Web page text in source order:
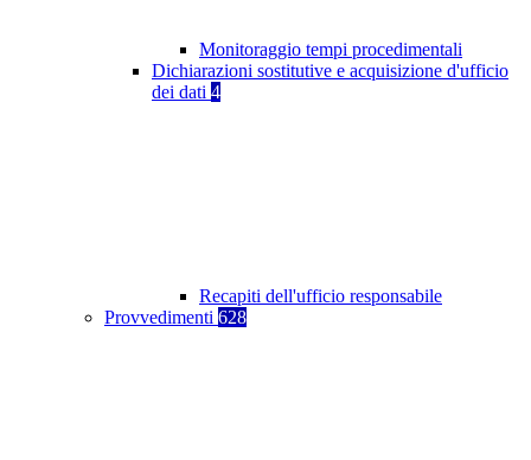
Monitoraggio tempi procedimentali
Dichiarazioni sostitutive e acquisizione d'ufficio
dei dati 4
Recapiti dell'ufficio responsabile
Provvedimenti 628